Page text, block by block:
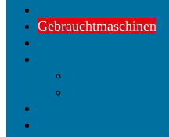
Gebrauchtmaschinen